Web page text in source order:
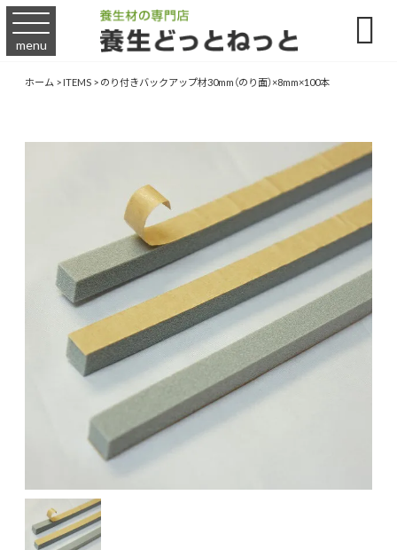
menu 
ホーム>ITEMS>のり付きバックアップ材30mm（のり面）×8mm×100本